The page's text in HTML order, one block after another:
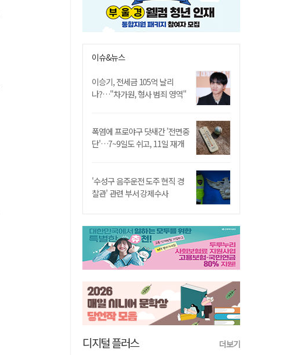
이슈&뉴스
이승기, 전세금 105억 날리
나?…"차가원, 형사 범죄 영역"
폭염에 프로야구 닷새간 '전면중
단'…7~9일도 쉬고, 11일 재개
'수성구 음주운전 도주 현직 경
찰관' 관련 부서 강제수사
디지털 플러스 더보기